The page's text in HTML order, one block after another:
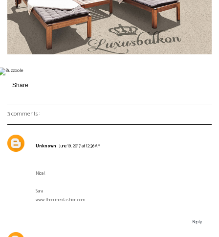
Share
3 comments :
Unknown June 19, 2017 at 12:36 AM
Nice !
Sara
www.thecrimeofashion.com
Reply